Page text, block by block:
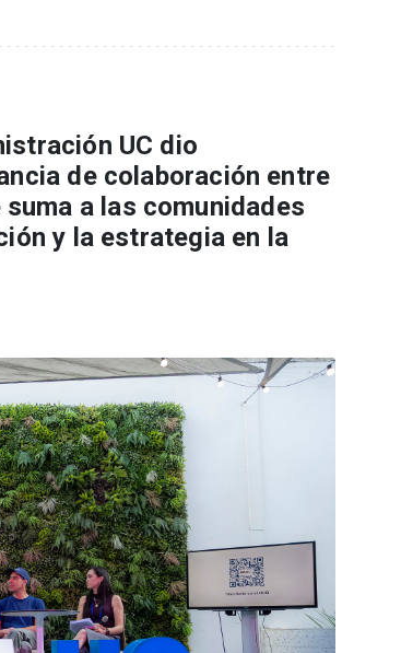
UC dio
de colaboración entre
a las comunidades
y la estrategia en la